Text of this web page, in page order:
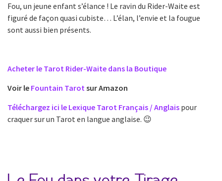
Fou, un jeune enfant s’élance ! Le ravin du Rider-Waite est
figuré de façon quasi cubiste… L’élan, l’envie et la fougue
sont aussi bien présents.
Acheter le Tarot Rider-Waite dans la Boutique
Voir le Fountain Tarot sur Amazon
Téléchargez ici le Lexique Tarot Français / Anglais pour
craquer sur un Tarot en langue anglaise. 😉